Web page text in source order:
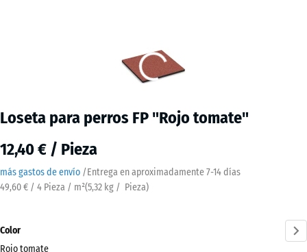
Loseta para perros FP "Rojo tomate"
12,40 € / Pieza
más gastos de envío /Entrega en aproximadamente7-14 días
49,60 € / 4 Pieza / m²(5,32 kg / Pieza)
Color
Rojo tomate